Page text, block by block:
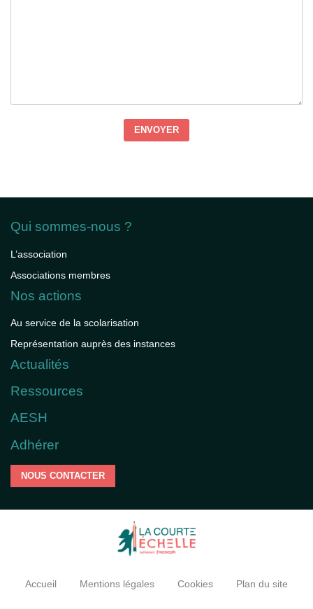
ENVOYER
Qui sommes-nous ?
L’association
Associations membres
Nos actions
Au service de la scolarisation
Représentation auprès des instances
Actualités
Ressources
AESH
Adhérer
NOUS CONTACTER
Accueil Mentions légales Cookies Plan du site